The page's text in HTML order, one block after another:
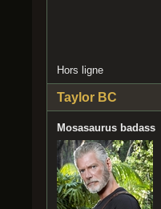
Hors ligne
Taylor BC
Mosasaurus badass